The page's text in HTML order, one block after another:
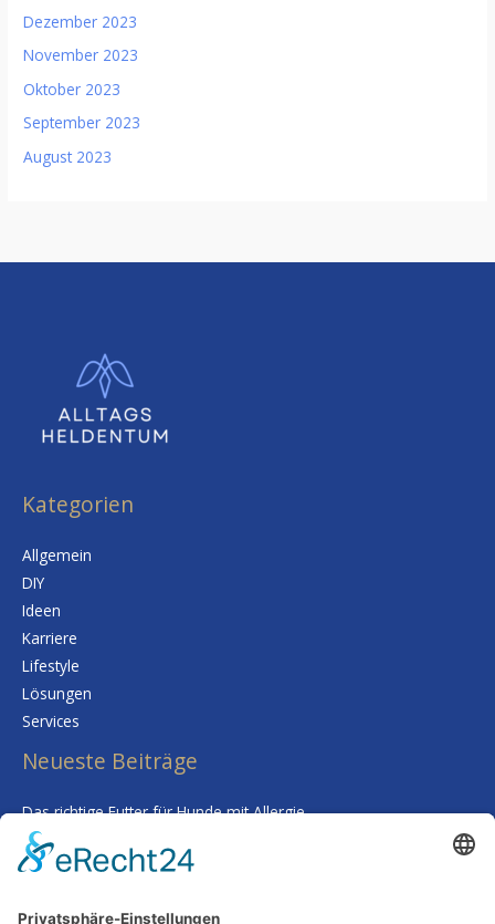
Dezember 2023
November 2023
Oktober 2023
September 2023
August 2023
Kategorien
Allgemein
DIY
Ideen
Karriere
Lifestyle
Lösungen
Services
Neueste Beiträge
Das richtige Futter für Hunde mit Allergie
Kalk im Trinkwasser: Warum Sie sich keine Sorgen um Ihre
Gesundheit machen müssen